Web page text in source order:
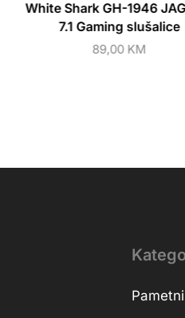
White Shark GH-1946
7.1 Gaming slušalice
89,00 KM